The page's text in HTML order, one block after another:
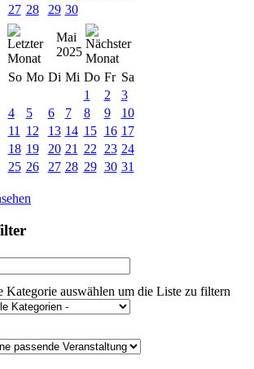
27 28 29 30
Mai
2025
So Mo Di Mi Do Fr Sa
1
2
3
4
5 6 7 8 9
10
11
12 13 14 15 16 17
18 19 20 21 22 23 24
25 26 27 28 29 30 31
Kategorie auswählen um die Liste zu filtern